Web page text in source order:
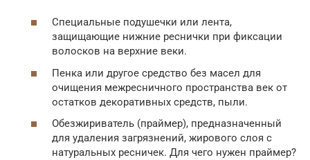
Специальные подушечки или лента,
защищающие нижние реснички при фиксации
волосков на верхние веки.
Пенка или другое средство без масел для
очищения межресничного пространства век от
остатков декоративных средств, пыли.
Обезжириватель (праймер), предназначенный
для удаления загрязнений, жирового слоя с
натуральных ресничек. Для чего нужен праймер?